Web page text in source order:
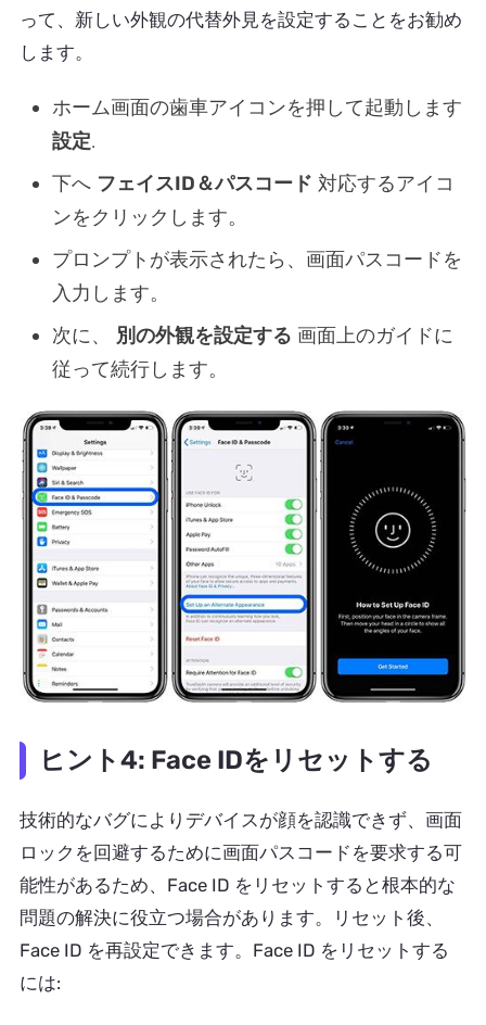
って、新しい外観の代替外見を設定することをお勧め
します。
ホーム画面の歯車アイコンを押して起動します
設定.
下へ フェイスID＆パスコード 対応するアイコ
ンをクリックします。
プロンプトが表示されたら、画面パスコードを
入力します。
次に、 別の外観を設定する 画面上のガイドに
従って続行します。
ヒント4: Face IDをリセットする
技術的なバグによりデバイスが顔を認識できず、画面
ロックを回避するために画面パスコードを要求する可
能性があるため、Face ID をリセットすると根本的な
問題の解決に役立つ場合があります。リセット後、
Face ID を再設定できます。Face ID をリセットする
には: